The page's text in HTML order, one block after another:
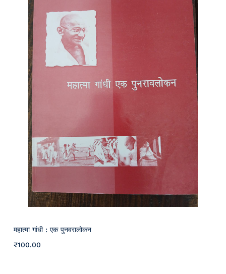
महात्मा गांधी : एक पुनवरालोकन
₹100.00